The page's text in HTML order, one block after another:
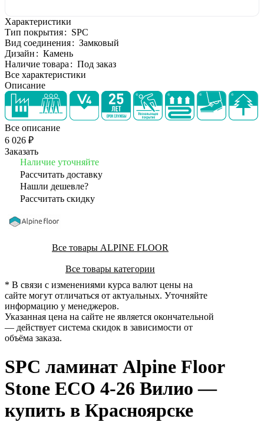
Характеристики
Тип покрытия: SPC
Вид соединения: Замковый
Дизайн: Камень
Наличие товара: Под заказ
Все характеристики
Описание
Все описание
6 026 ₽
Заказать
Наличие уточняйте
Рассчитать доставку
Нашли дешевле?
Рассчитать скидку
Все товары ALPINE FLOOR
Все товары категории
* В связи с изменениями курса валют цены на
сайте могут отличаться от актуальных. Уточняйте
информацию у менеджеров.
Указанная цена на сайте не является окончательной
— действует система скидок в зависимости от
объёма заказа.
SPC ламинат Alpine Floor
Stone ECO 4-26 Вилио —
купить в Красноярске